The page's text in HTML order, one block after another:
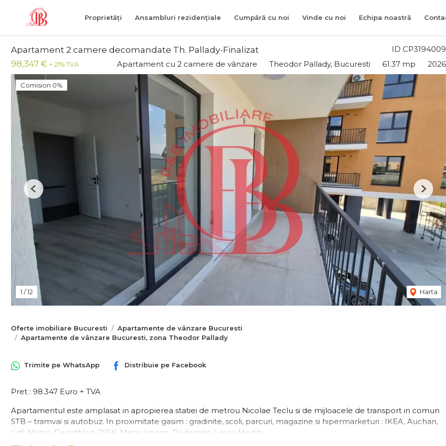
Proprietăți Ansambluri rezidențiale Cumpără cu noi Vinde cu noi Echipa noastră
ID CP3194009
Apartament 2 camere decomandate Th. Pallady-Finalizat
98,347 € + 21% TVA Apartament cu 2 camere de vânzare Theodor Pallady, Bucuresti 61.37 mp 2026
Comision 0%
1 /12 Harta
Previous Next
Oferte imobiliare Bucuresti
Apartamente de vânzare Bucuresti
Apartamente de vânzare Bucuresti, zona Theodor Pallady
Trimite pe WhatsApp Distribuie pe Facebook
Pret : 98.347 Euro + TVA
Apartamentul este amplasat in apropierea statiei de metrou Nicolae Teclu si de mijloacele de transport in comun
STB – tramvai si autobuz. In proximitate gasim : gradinite, scoli, parcuri, magazine si hipermarketuri : IKEA, Auchan,
Lidl, Metro, Decathlon, JYSK, Mega Image, Dedeman, Leroy Merlin.
Imobilul face parte dintr-un ansamblu finalziat la inceputul anului. Constructia imobilului este realizata pe cadre si